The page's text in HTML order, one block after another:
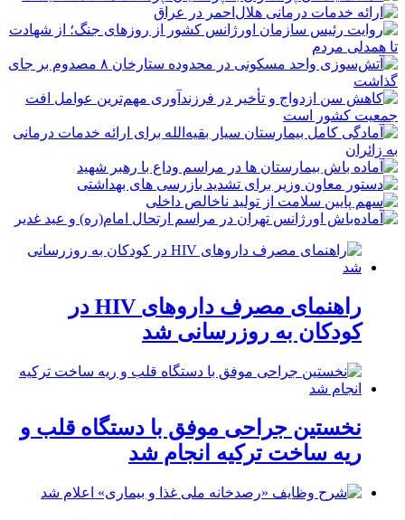
راهنمای مصرف داروهای HIV در
کودکان به روزرسانی شد
نخستین جراحی موفق با دستگاه قلب و
ریه ساخت ترکیه انجام شد